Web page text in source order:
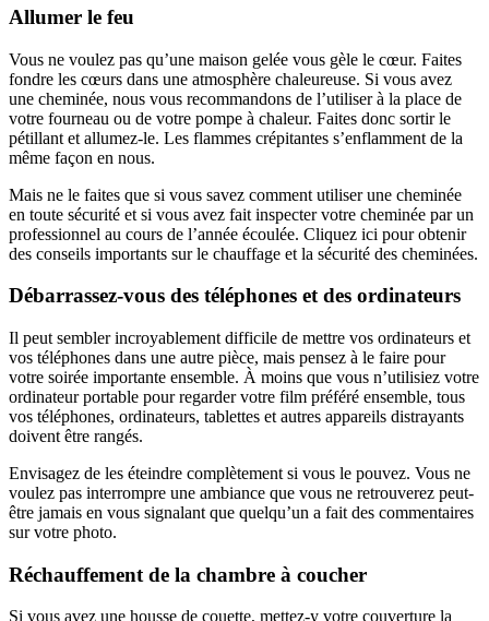
Allumer le feu
Vous ne voulez pas qu’une maison gelée vous gèle le cœur. Faites
fondre les cœurs dans une atmosphère chaleureuse. Si vous avez
une cheminée, nous vous recommandons de l’utiliser à la place de
votre fourneau ou de votre pompe à chaleur. Faites donc sortir le
pétillant et allumez-le. Les flammes crépitantes s’enflamment de la
même façon en nous.
Mais ne le faites que si vous savez comment utiliser une cheminée
en toute sécurité et si vous avez fait inspecter votre cheminée par un
professionnel au cours de l’année écoulée. Cliquez ici pour obtenir
des conseils importants sur le chauffage et la sécurité des cheminées.
Débarrassez-vous des téléphones et des ordinateurs
Il peut sembler incroyablement difficile de mettre vos ordinateurs et
vos téléphones dans une autre pièce, mais pensez à le faire pour
votre soirée importante ensemble. À moins que vous n’utilisiez votre
ordinateur portable pour regarder votre film préféré ensemble, tous
vos téléphones, ordinateurs, tablettes et autres appareils distrayants
doivent être rangés.
Envisagez de les éteindre complètement si vous le pouvez. Vous ne
voulez pas interrompre une ambiance que vous ne retrouverez peut-
être jamais en vous signalant que quelqu’un a fait des commentaires
sur votre photo.
Réchauffement de la chambre à coucher
Si vous avez une housse de couette, mettez-y votre couverture la